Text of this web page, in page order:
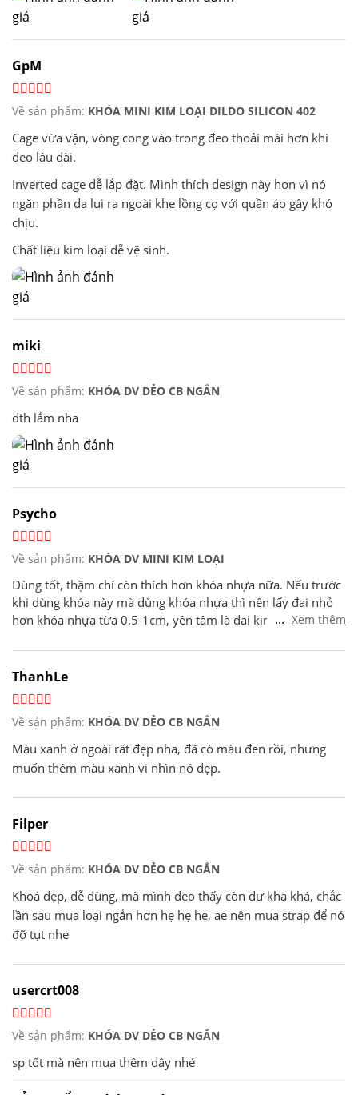
GpM
Về sản phẩm: KHÓA MINI KIM LOẠI DILDO SILICON 402
Cage vừa vặn, vòng cong vào trong đeo thoải mái hơn khi
đeo lâu dài.
Inverted cage dễ lắp đặt. Mình thích design này hơn vì nó
ngăn phần da lui ra ngoài khe lồng cọ với quần áo gây khó
chịu.
Chất liệu kim loại dễ vệ sinh.
miki
Về sản phẩm: KHÓA DV DẺO CB NGẮN
dth lắm nha
Psycho
Về sản phẩm: KHÓA DV MINI KIM LOẠI
Dùng tốt, thậm chí còn thích hơn khóa nhựa nữa. Nếu trước
khi dùng khóa này mà dùng khóa nhựa thì nên lấy đai nhỏ
hơn khóa nhựa từa 0.5-1cm, yên tâm là đai kim loại sẽ
đai bé quá kẻo hai hòn be bé bên dưới sẽ tím ngắt lại và đau
nhức khi cương lên. Ngoài ra những ai có đầu bên dưới bé
được lồng trên thì không vui đâu (mặc dù dội nước lạnh vào
để nó xẹp xuống nhét ngược zô lại được)
... Xem thêm
ThanhLe
Về sản phẩm: KHÓA DV DẺO CB NGẮN
Màu xanh ở ngoài rất đẹp nha, đã có màu đen rồi, nhưng
muốn thêm màu xanh vì nhìn nó đẹp.
Filper
Về sản phẩm: KHÓA DV DẺO CB NGẮN
Khoá đẹp, dễ dùng, mà mình đeo thấy còn dư kha khá, chắc
lần sau mua loại ngắn hơn hẹ hẹ hẹ, ae nên mua strap để nó
đỡ tụt nhe
usercrt008
Về sản phẩm: KHÓA DV DẺO CB NGẮN
sp tốt mà nên mua thêm dây nhé